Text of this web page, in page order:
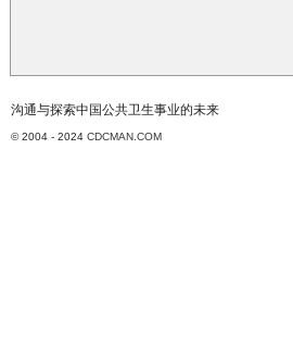
沟通与探索中国公共卫生事业的未来
© 2004 - 2024 CDCMAN.COM